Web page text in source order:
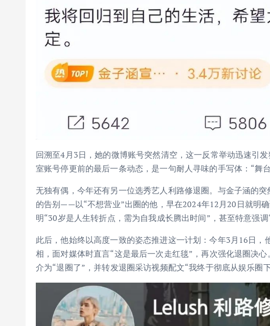
回溯至4月3日，她的微博账号突然清空，这一反常举动迅速引
室账号停更前的最后一条动态，是一句耐人寻味的手写体：“舞
无独有偶，今年还有另一位选秀艺人利路修退圈。与金子涵的
的告别——以“不想营业”出圈的他，早在2024年12月20日就明
明“30岁是人生转折点，需为自我成长腾出时间”，甚至特意强调
此后，他始终以高度一致的姿态推进这一计划：今年3月16日
相，面对媒体时直言“这是最后一次走红毯”，再次强化退圈决
介为“退圈了”，并转发退圈采访视频配文“我终于彻底从娱乐圈